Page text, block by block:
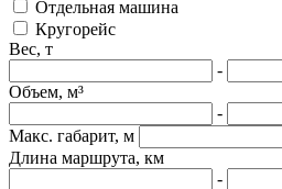
Отдельная машина
Кругорейс
Вес, т
-
Объем, м³
-
Макс. габарит, м
Длина маршрута, км
-